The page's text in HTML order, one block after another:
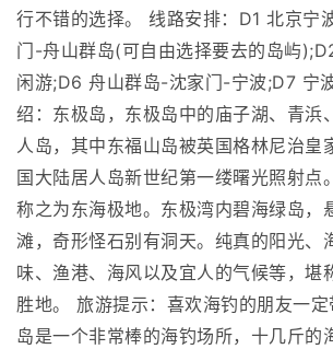
行不错的选择。 线路安排：D1 北京宁
门-舟山群岛(可自由选择要去的岛屿
闲游;D6 舟山群岛-沈家门-宁波;D7 宁
绍：东极岛，东极岛中的庙子湖、青浜
人岛，其中东福山岛被英国格林尼治皇
国大陆居人岛新世纪第一缕曙光照射点
称之为东海极地。东极湾内碧海绿岛，
滩，奇形怪石别有洞天。纯真的阳光、
味、渔港、海风以及宜人的气候等，堪
胜地。 旅游提示：喜欢海钓的朋友一
岛是一个非常棒的海钓场所，十几斤的